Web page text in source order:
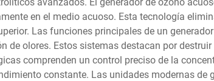
en el medio acuoso. Esta tecnología
Las funciones principales de un
de olores. Estos sistemas destacan por
comprenden un control preciso de la
constante. Las unidades modernas de